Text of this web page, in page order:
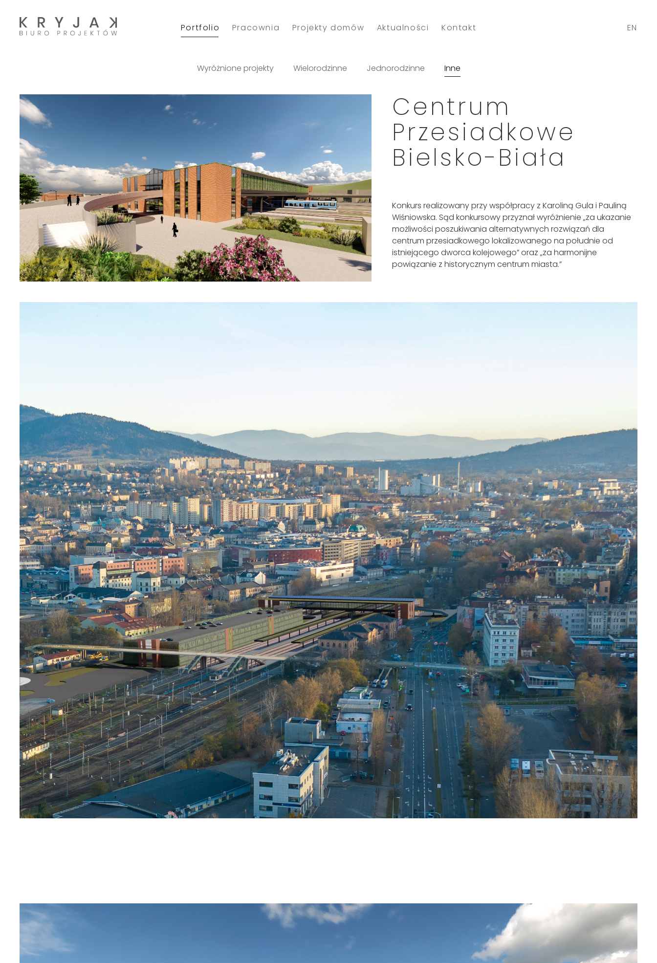
Portfolio Pracownia Projekty domów Aktualności Kontakt EN
Wyróżnione projekty Wielorodzinne Jednorodzinne Inne
Centrum
Przesiadkowe
Bielsko-Biała
Konkurs realizowany przy współpracy z Karoliną Gula i Pauliną
Wiśniowska. Sąd konkursowy przyznał wyróżnienie „za ukazanie
możliwości poszukiwania alternatywnych rozwiązań dla
centrum przesiadkowego lokalizowanego na południe od
istniejącego dworca kolejowego” oraz „za harmonijne
powiązanie z historycznym centrum miasta.”